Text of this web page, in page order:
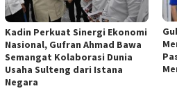
Kadin Perkuat Sinergi Ekonomi
Nasional, Gufran Ahmad Bawa
Semangat Kolaborasi Dunia
Usaha Sulteng dari Istana
Negara